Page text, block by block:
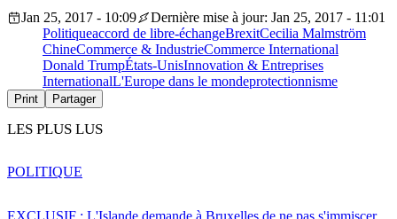
Jan 25, 2017 - 10:09
Dernière mise à jour: Jan 25, 2017 - 11:01
Politiqueaccord de libre-échangeBrexitCecilia Malmström
ChineCommerce & IndustrieCommerce International
Donald TrumpÉtats-UnisInnovation & Entreprises
InternationalL'Europe dans le mondeprotectionnisme
Print Partager
LES PLUS LUS
EXCLUSIF : L'Islande demande à Bruxelles de ne pas s'immiscer
POLITIQUE